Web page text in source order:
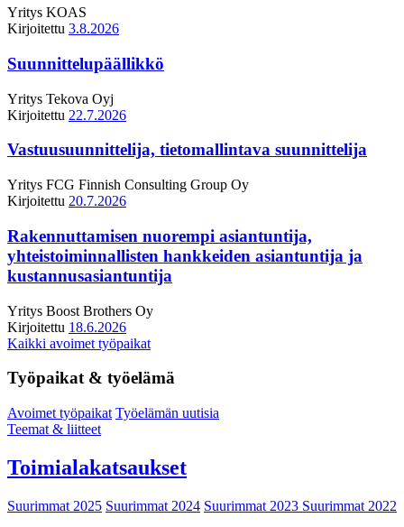
Yritys KOAS
Kirjoitettu 3.8.2026
Suunnittelupäällikkö
Yritys Tekova Oyj
Kirjoitettu 22.7.2026
Vastuusuunnittelija, tietomallintava suunnittelija
Yritys FCG Finnish Consulting Group Oy
Kirjoitettu 20.7.2026
Rakennuttamisen nuorempi asiantuntija,
yhteistoiminnallisten hankkeiden asiantuntija ja
kustannusasiantuntija
Yritys Boost Brothers Oy
Kirjoitettu 18.6.2026
Kaikki avoimet työpaikat
Työpaikat & työelämä
Avoimet työpaikat Työelämän uutisia
Teemat & liitteet
Toimialakatsaukset
Suurimmat 2025 Suurimmat 2024 Suurimmat 2023 Suurimmat 2022